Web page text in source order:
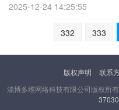
2025-12-24 14:25:55
332 333
版权声明 联系
淄博多维网络科技有限公司版权所有